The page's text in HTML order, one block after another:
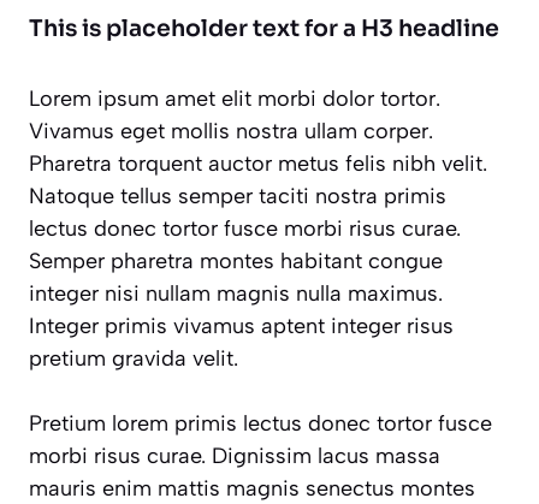
This is placeholder text for a H3 headline
Lorem ipsum amet elit morbi dolor tortor.
Vivamus eget mollis nostra ullam corper.
Pharetra torquent auctor metus felis nibh velit.
Natoque tellus semper taciti nostra primis
lectus donec tortor fusce morbi risus curae.
Semper pharetra montes habitant congue
integer nisi nullam magnis nulla maximus.
Integer primis vivamus aptent integer risus
pretium gravida velit.
Pretium lorem primis lectus donec tortor fusce
morbi risus curae. Dignissim lacus massa
mauris enim mattis magnis senectus montes